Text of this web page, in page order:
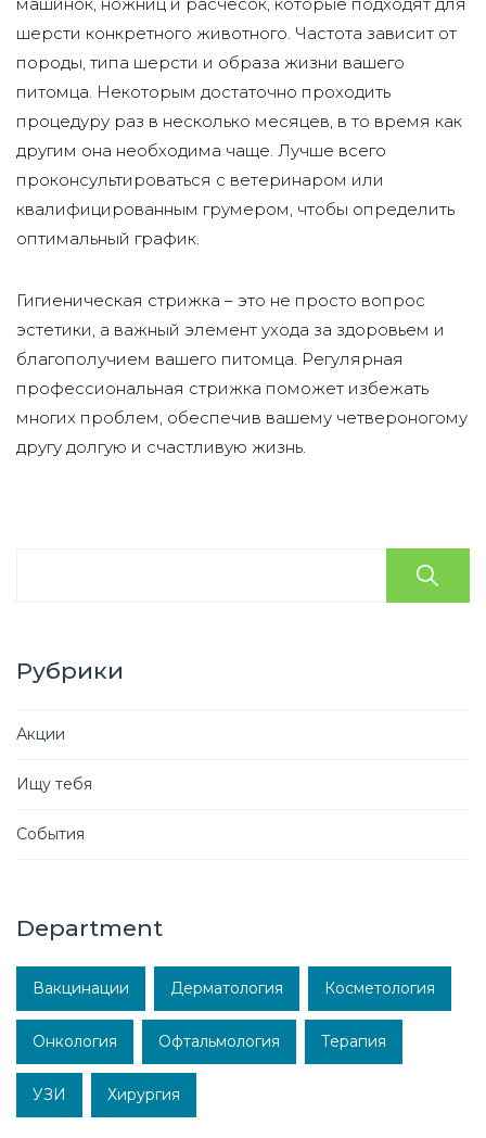
шерсти конкретного животного. Частота зависит от
породы, типа шерсти и образа жизни вашего
питомца. Некоторым достаточно проходить
процедуру раз в несколько месяцев, в то время как
другим она необходима чаще. Лучше всего
проконсультироваться с ветеринаром или
квалифицированным грумером, чтобы определить
оптимальный график.
Гигиеническая стрижка – это не просто вопрос
эстетики, а важный элемент ухода за здоровьем и
благополучием вашего питомца. Регулярная
профессиональная стрижка поможет избежать
многих проблем, обеспечив вашему четвероногому
другу долгую и счастливую жизнь.
Рубрики
Акции
Ищу тебя
События
Department
Вакцинации Дерматология Косметология
Онкология Офтальмология Терапия
УЗИ Хирургия